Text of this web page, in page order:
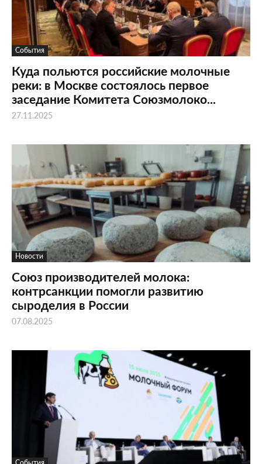
События
Куда польются российские молочные
реки: в Москве состоялось первое
заседание Комитета Союзмолоко...
27.11.2025
Новости
Союз производителей молока:
контрсанкции помогли развитию
сыроделия в России
07.08.2025